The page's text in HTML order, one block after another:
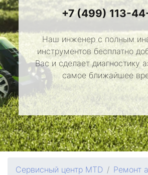
+7 (499) 113-
Наш инженер с полным
инструментов бесплатно
Вас и сделает диагностику
самое ближайшее
Сервисный центр MTD
Ремонт